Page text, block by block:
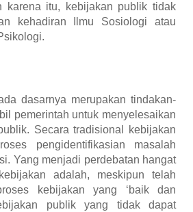
karena itu, kebijakan publik tidak
kehadiran Ilmu Sosiologi atau
dasarnya merupakan tindakan-
pemerintah untuk menyelesaikan
Secara tradisional kebijakan
pengidentifikasian masalah
Yang menjadi perdebatan hangat
adalah, meskipun telah
kebijakan yang ‘baik dan
publik yang tidak dapat